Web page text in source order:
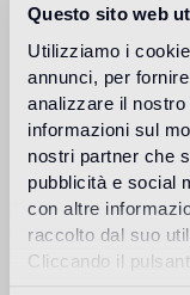
Questo sito web
Utilizziamo i
annunci, per
analizzare il
informazioni sul
nostri partner che
pubblicità e social
con altre
raccolto dal suo
Cliccando il
Fillgel plus 1103
Download
Design
carlo